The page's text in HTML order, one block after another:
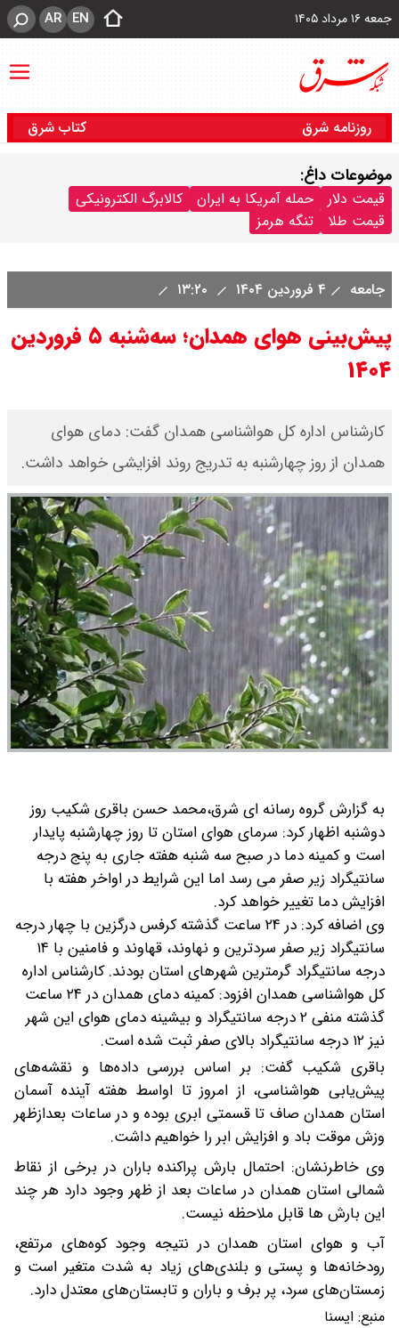
جمعه ۱۶ مرداد ۱۴۰۵ EN
AR
روزنامه شرق کتاب شرق
موضوعات داغ:
قیمت دلار حمله آمریکا به ایران
کالابرگ الکترونیکی
قیمت طلا
تنگه هرمز
جامعه ۴ فروردین ۱۴۰۴
پیش‌بینی هوای همدان؛ سه‌شنبه ۵ فروردین
۱۴۰۴
کارشناس اداره کل هواشناسی همدان گفت: دمای هوای
همدان از روز چهارشنبه به تدریج روند افزایشی خواهد داشت.
به گزارش گروه رسانه ای شرق،محمد حسن باقری شکیب روز
دوشنبه اظهار کرد: سرمای هوای استان تا روز چهارشنبه پایدار
است و کمینه دما در صبح سه شنبه هفته جاری به پنج درجه
سانتیگراد زیر صفر می رسد اما این شرایط در اواخر هفته با
افزایش دما تغییر خواهد کرد.
وی اضافه کرد: در ۲۴ ساعت گذشته کرفس درگزین با چهار درجه
سانتیگراد زیر صفر سردترین و نهاوند، قهاوند و فامنین با ۱۴
درجه سانتیگراد گرمترین شهرهای استان بودند. کارشناس اداره
کل هواشناسی همدان افزود: کمینه دمای همدان در ۲۴ ساعت
گذشته منفی ۲ درجه سانتیگراد و بیشینه دمای هوای این شهر
نیز ۱۲ درجه سانتیگراد بالای صفر ثبت شده است.
باقری شکیب گفت: بر اساس بررسی داده‌ها و نقشه‌های
پیش‌یابی هواشناسی، از امروز تا اواسط هفته آینده آسمان
استان همدان صاف تا قسمتی ابری بوده و در ساعات بعدازظهر
وزش موقت باد و افزایش ابر را خواهیم داشت.
وی خاطرنشان: احتمال بارش پراکنده باران در برخی از نقاط
شمالی استان همدان در ساعات بعد از ظهر وجود دارد هر چند
این بارش ها قابل ملاحظه نیست.
آب و هوای استان همدان در نتیجه وجود کوه‌های مرتفع،
رودخانه‌ها و پستی و بلندی‌های زیاد به شدت متغیر است و
زمستان‌های سرد، پر برف و باران و تابستان‌های معتدل دارد.​
منبع: ایسنا